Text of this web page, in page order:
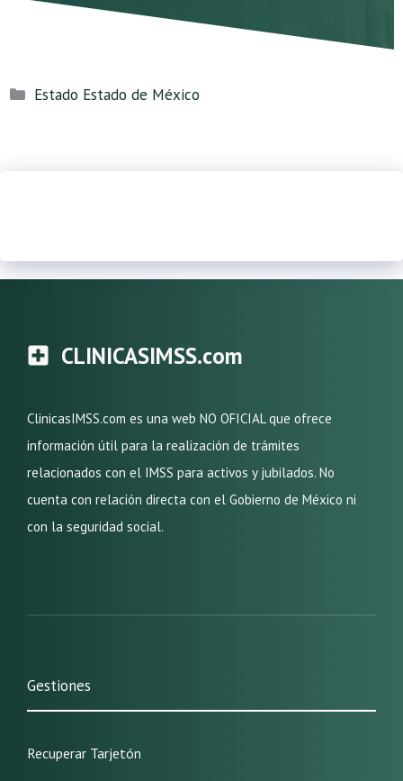
Categorías
Estado Estado de México
CLINICASIMSS.com
ClinicasIMSS.com es una web NO OFICIAL que ofrece
información útil para la realización de trámites
relacionados con el IMSS para activos y jubilados. No
cuenta con relación directa con el Gobierno de México ni
con la seguridad social.
Gestiones
Recuperar Tarjetón